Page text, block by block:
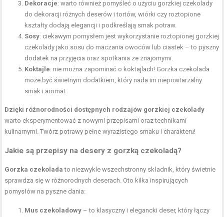
Dekoracje: warto również pomyśleć o użyciu gorzkiej czekolady
do dekoracji różnych deserów i tortów, wiórki czy roztopione
kształty dodają elegancji i podkreślają smak potraw.
Sosy: ciekawym pomysłem jest wykorzystanie roztopionej gorzkiej
czekolady jako sosu do maczania owoców lub ciastek – to pyszny
dodatek na przyjęcia oraz spotkania ze znajomymi.
Koktajle: nie można zapominać o koktajlach! Gorzka czekolada
może być świetnym dodatkiem, który nada im niepowtarzalny
smak i aromat
Dzięki różnorodności dostępnych rodzajów gorzkiej czekolady
warto eksperymentować z nowymi przepisami oraz technikami
kulinarnymi. Twórz potrawy pełne wyrazistego smaku i charakteru!
Jakie są przepisy na desery z gorzką czekoladą?
Gorzka czekolada to niezwykle wszechstronny składnik, który świetnie
sprawdza się w różnorodnych deserach. Oto kilka inspirujących
pomysłów na pyszne dania:
Mus czekoladowy – to klasyczny i elegancki deser, który łączy